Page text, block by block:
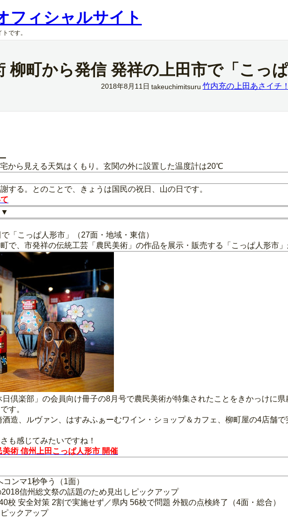
フィシャルサイト
です。
柳町から発信 発祥の上田市で「こっ
2018年8月11日 takeuchimitsuru 竹内充の上田あさイチ！
から見える天気はくもり。玄関の外に設置した温度計は20℃
する。とのことで、きょうは国民の祝日、山の日です。
▼
「こっぱ人形市」（27面・地域・東信）
で、市発祥の伝統工芸「農民美術」の作品を展示・販売する「こっぱ人形市」
倶楽部」の会員向け冊子の8月号で農民美術が特集されたことをきかっけに
す。
造、ルヴァン、はすみふぁーむワイン・ショップ＆カフェ、柳町屋の4店舗で
も感じてみたいですね！
美術 信州上田こっぱ人形市 開催
ンマ1秒争う（1面）
信州総文祭の話題のため見出しピックアップ
校 安全対策 2割で実施せず／県内 56校で問題 外観の点検終了（4面・総合）
ックアップ